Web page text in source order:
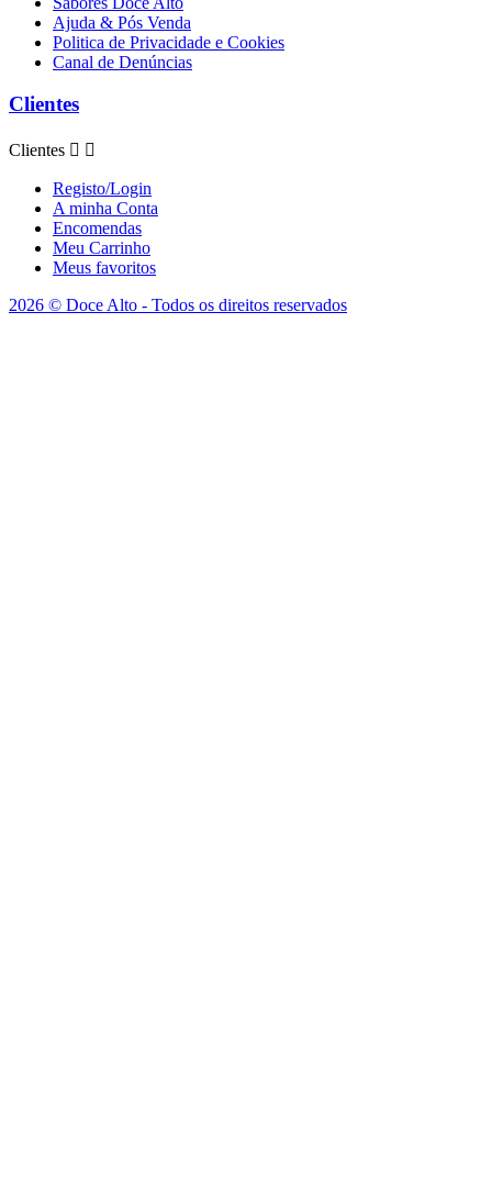
Ajuda & Pós Venda
Politica de Privacidade e Cookies
Canal de Denúncias
Clientes
Clientes  
Registo/Login
A minha Conta
Encomendas
Meu Carrinho
Meus favoritos
2026 © Doce Alto - Todos os direitos reservados